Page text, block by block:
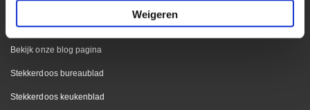
Weigeren
Bekijk onze blog pagina
Stekkerdoos bureaublad
Stekkerdoos keukenblad